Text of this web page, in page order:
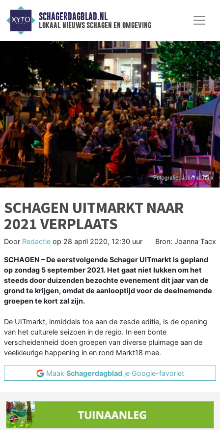
SCHAGERDAGBLAD.NL
lokaal nieuws schagen en omgeving
SCHAGEN UITMARKT NAAR
2021 VERPLAATS
Door Redactie op 28 april 2020, 12:30 uur Bron: Joanna Tacx
SCHAGEN – De eerstvolgende Schager UITmarkt is gepland
op zondag 5 september 2021. Het gaat niet lukken om het
steeds door duizenden bezochte evenement dit jaar van de
grond te krijgen, omdat de aanlooptijd voor de deelnemende
groepen te kort zal zijn.
De UITmarkt, inmiddels toe aan de zesde editie, is de opening
van het culturele seizoen in de regio. In een bonte
verscheidenheid doen groepen van diverse pluimage aan de
veelkleurige happening in en rond Markt18 mee.
Maak Schagerdagbladje Google-favoriet